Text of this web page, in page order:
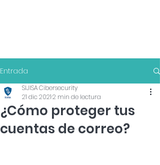
Entrada
¿Cómo proteger tus
cuentas de correo?
SIJISA Cibersecurity
21 dic 20212 min de lectura